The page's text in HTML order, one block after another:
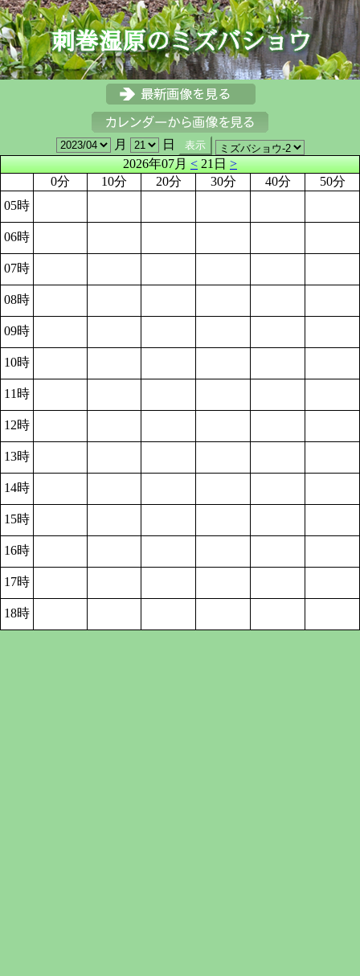
月
日
2026年07月<21日>
0分
10分 20分 30分 40分
50分
05時
06時
07時
08時
09時
10時
11時
12時
13時
14時
15時
16時
17時
18時